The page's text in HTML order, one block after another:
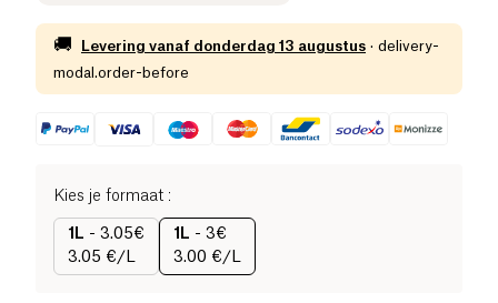
🚚 Levering vanaf donderdag 13 augustus · delivery-
modal.order-before
Kies je formaat :
1L - 3.05€
3.05 €/L
1L - 3€
3.00 €/L